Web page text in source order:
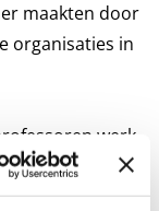
maakten door
organisaties in
werk
onderneming.